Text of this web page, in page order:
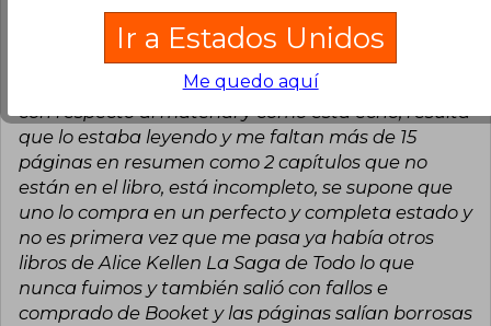
Francisca Casanova
Miércoles 22 de
Compra Verificada
El libro de por si es lindo, pero tengo un reclamo
con respecto al material y cómo está echo, resulta
que lo estaba leyendo y me faltan más de 15
páginas en resumen como 2 capítulos que no
están en el libro, está incompleto, se supone que
uno lo compra en un perfecto y completa estado y
no es primera vez que me pasa ya había otros
libros de Alice Kellen La Saga de Todo lo que
nunca fuimos y también salió con fallos e
comprado de Booket y las páginas salían borrosas
Ir a Estados Unidos
Me quedo aquí